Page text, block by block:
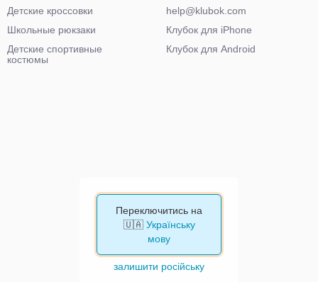
Детские кроссовки
Школьные рюкзаки
Детские спортивные
костюмы
help@klubok.com
Клубок для iPhone
Клубок для Android
Переключитись на
🇺🇦 Українську
мову
залишити російську